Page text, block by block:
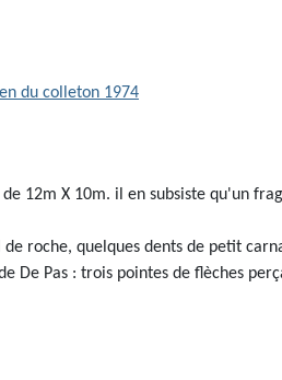
12m X 10m. il en subsiste qu'un
roche, quelques dents de petit
Pas : trois pointes de flèches